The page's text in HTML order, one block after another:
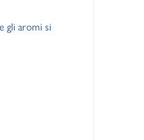
gli aromi si